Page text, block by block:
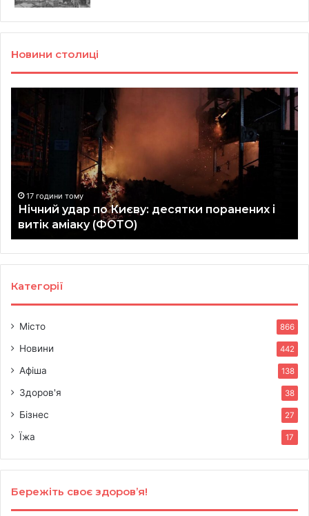
Новини столиці
Нічний
Києву:
десятки
поранених
витік
аміаку
(ФОТО)
17 години тому
Нічний удар по Києву: десятки поранених і
витік аміаку (ФОТО)
Категорії
Місто 866
Новини 442
Афіша 138
Здоров'я 38
Бізнес 27
Їжа 17
Бережіть своє здоров’я!